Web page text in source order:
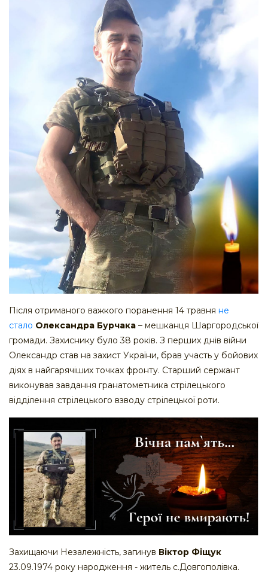
Після отриманого важкого поранення 14 травня не
стало Олександра Бурчака – мешканця Шаргородської
громади. Захиснику було 38 років. З перших днів війни
Олександр став на захист України, брав участь у бойових
діях в найгарячіших точках фронту. Старший сержант
виконував завдання гранатометника стрілецького
відділення стрілецького взводу стрілецької роти.
Захищаючи Незалежність, загинув Віктор Фіщук
23.09.1974 року народження - житель с.Довгополівка.